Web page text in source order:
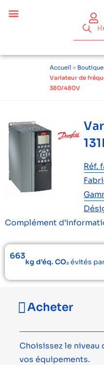
Accueil > Boutique
Variateur de
380/480V
Réf.
Complément
663
kg d’éq. CO₂évités
Acheter
Choisissez le
vos équipements.